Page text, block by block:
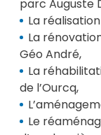
parc Auguste
La
La
Géo André,
La
de l’Ourcq,
Le